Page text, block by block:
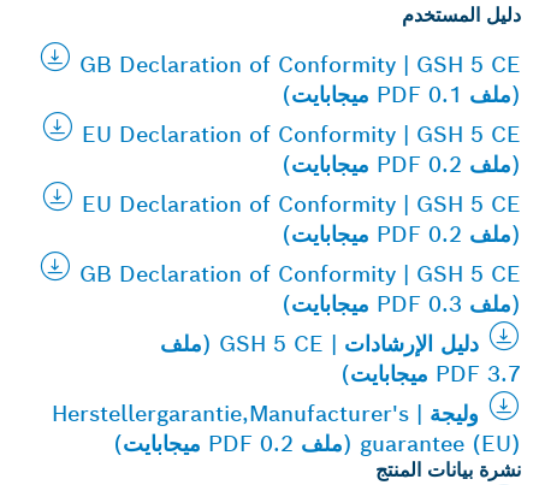
دليل المستخدم
GB Declaration of Conformity | GSH 5 CE
(ملف PDF 0.1 ميجابايت)
EU Declaration of Conformity | GSH 5 CE
(ملف PDF 0.2 ميجابايت)
EU Declaration of Conformity | GSH 5 CE
(ملف PDF 0.2 ميجابايت)
GB Declaration of Conformity | GSH 5 CE
(ملف PDF 0.3 ميجابايت)
دليل الإرشادات | GSH 5 CE (ملف
PDF 3.7 ميجابايت)
وليجة | Herstellergarantie,Manufacturer's
guarantee (EU) (ملف PDF 0.2 ميجابايت)
نشرة بيانات المنتج